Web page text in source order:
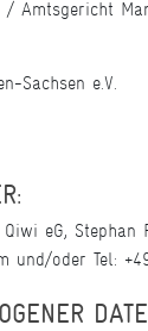
Amtsgericht
Sachsen e.V.
eG,
und/oder Tel: